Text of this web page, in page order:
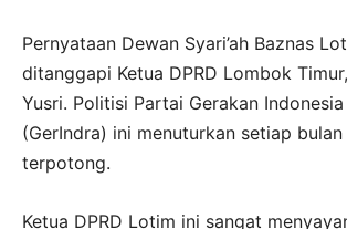
Pernyataan Dewan Syari’ah Baznas
ditanggapi Ketua DPRD Lombok
Yusri. Politisi Partai Gerakan Indonesia
(GerIndra) ini menuturkan setiap
terpotong.
Ketua DPRD Lotim ini sangat